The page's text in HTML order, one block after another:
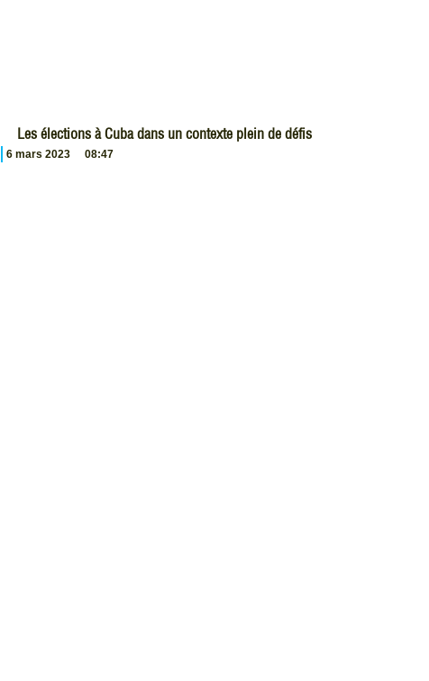
Les élections à Cuba dans un contexte plein de défis
6 mars 2023 08:47